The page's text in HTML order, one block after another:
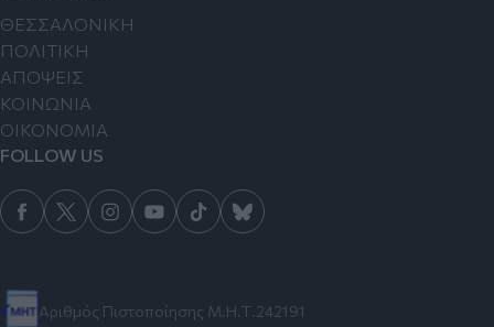
Αριθμός Πιστοποίησης Μ.Η.Τ.242191
ΘΕΣΣΑΛΟΝΙΚΗ
ΠΟΛΙΤΙΚΗ
ΑΠΟΨΕΙΣ
ΚΟΙΝΩΝΙΑ
ΟΙΚΟΝΟΜΙΑ
FOLLOW US